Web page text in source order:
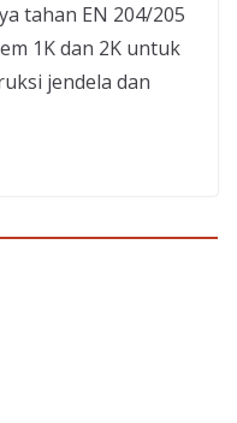
tahan EN 204/205
1K dan 2K untuk
jendela dan